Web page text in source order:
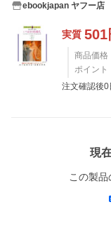
ebookjapan ヤフー店
実質 501
商品価格
ポイント
注文確認後0
現
この製